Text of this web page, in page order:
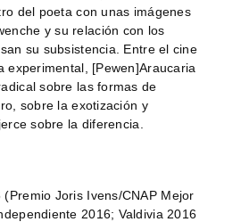
del poeta con unas imágenes
y su relación con los
su subsistencia. Entre el cine
experimental, [Pewen]Araucaria
sobre las formas de
sobre la exotización y
sobre la diferencia.
Joris Ivens/CNAP Mejor
2016; Valdivia 2016